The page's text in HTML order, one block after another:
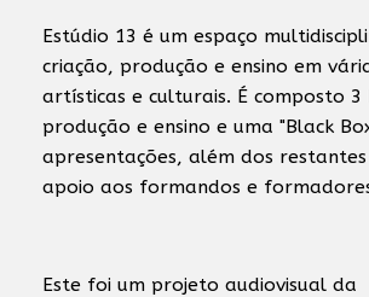
Estúdio 13 é um espaço
criação, produção e ensino em
artísticas e culturais. É composto 3
produção e ensino e uma "Black
apresentações, além dos
apoio aos formandos e
Este foi um projeto audiovisual da